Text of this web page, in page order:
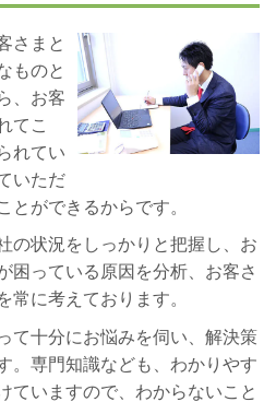
さまと
ものと
、お客
てこ
れてい
いただ
とができるからです。
の状況をしっかりと把握し、お
困っている原因を分析、お客さ
常に考えております。
て十分にお悩みを伺い、解決策
。専門知識なども、わかりやす
ていますので、わからないこと